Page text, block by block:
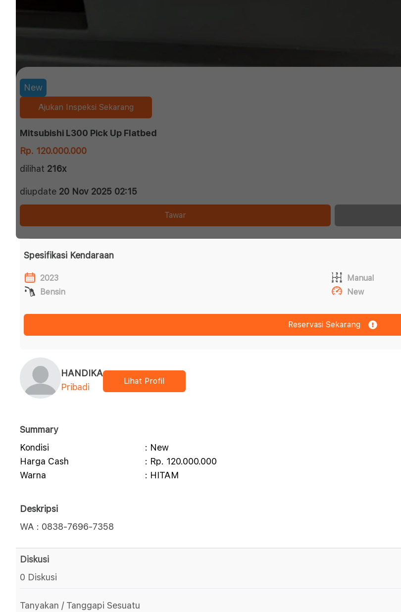
New
Ajukan Inspeksi Sekarang
Mitsubishi L300 Pick Up Flatbed
Rp. 120.000.000
dilihat 216x
diupdate 20 Nov 2025 02:15
Tawar
Spesifikasi Kendaraan
2023
Manual
Bensin
New
Reservasi Sekarang
HANDIKA
Pribadi
Lihat Profil
Summary
Kondisi
: New
Harga Cash
: Rp. 120.000.000
Warna
: HITAM
Deskripsi
WA : 0838-7696-7358
Diskusi
0 Diskusi
Tanyakan / Tanggapi Sesuatu